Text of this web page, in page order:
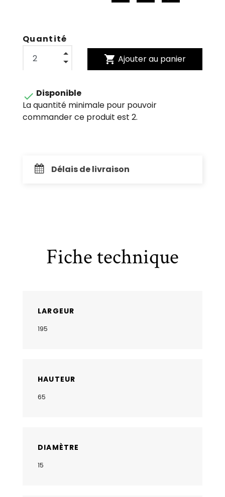
Quantité
shopping_cart Ajouter au panier
 Disponible
La quantité minimale pour pouvoir
commander ce produit est 2.
Délais de livraison
Fiche technique
LARGEUR
195
HAUTEUR
65
DIAMÈTRE
15